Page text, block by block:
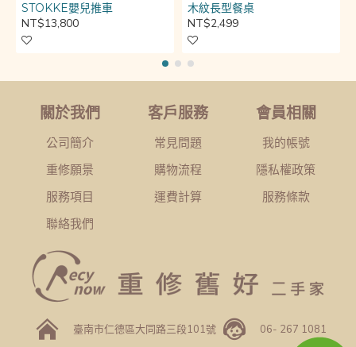
STOKKE嬰兒推車
NT$13,800
木紋長型餐桌
NT$2,499
關於我們
公司簡介
重修願景
服務項目
聯絡我們
客戶服務
常見問題
購物流程
運費計算
會員相關
我的帳號
隱私權政策
服務條款
臺南市仁德區大同路三段101號 06- 267 1081